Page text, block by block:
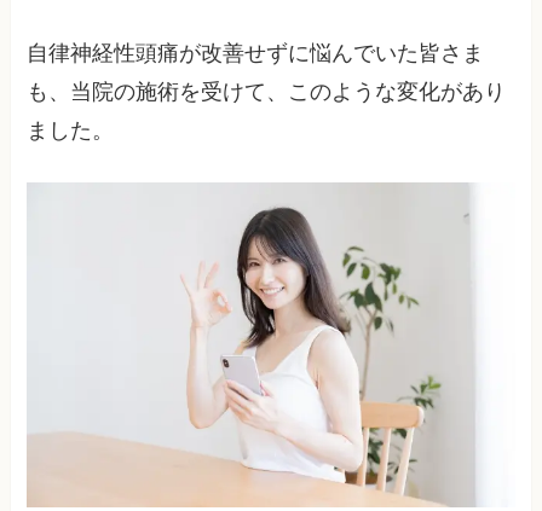
自律神経性頭痛が改善せずに悩んでいた皆さま
も、当院の施術を受けて、このような変化があり
ました。